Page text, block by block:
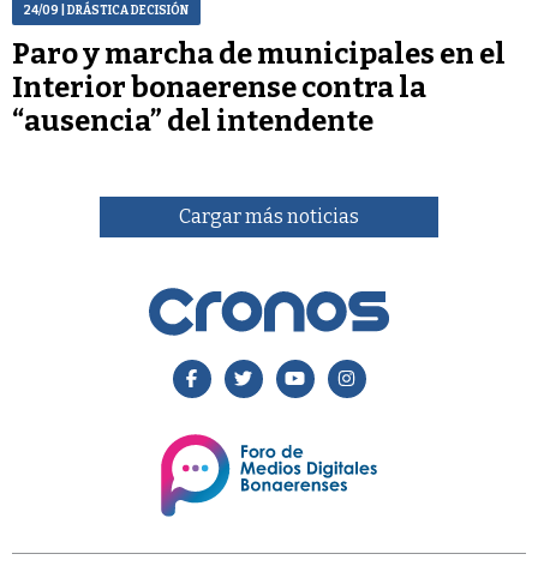
24/09 | DRÁSTICA DECISIÓN
Paro y marcha de municipales en el
Interior bonaerense contra la
“ausencia” del intendente
Cargar más noticias